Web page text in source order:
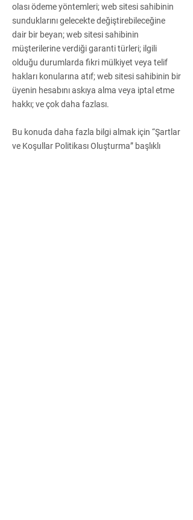
olası ödeme yöntemleri; web sitesi sahibinin
sunduklarını gelecekte değiştirebileceğine
dair bir beyan; web sitesi sahibinin
müşterilerine verdiği garanti türleri; ilgili
olduğu durumlarda fikri mülkiyet veya telif
hakları konularına atıf; web sitesi sahibinin bir
üyenin hesabını askıya alma veya iptal etme
hakkı; ve çok daha fazlası.
Bu konuda daha fazla bilgi almak için “Şartlar
ve Koşullar Politikası Oluşturma” başlıklı